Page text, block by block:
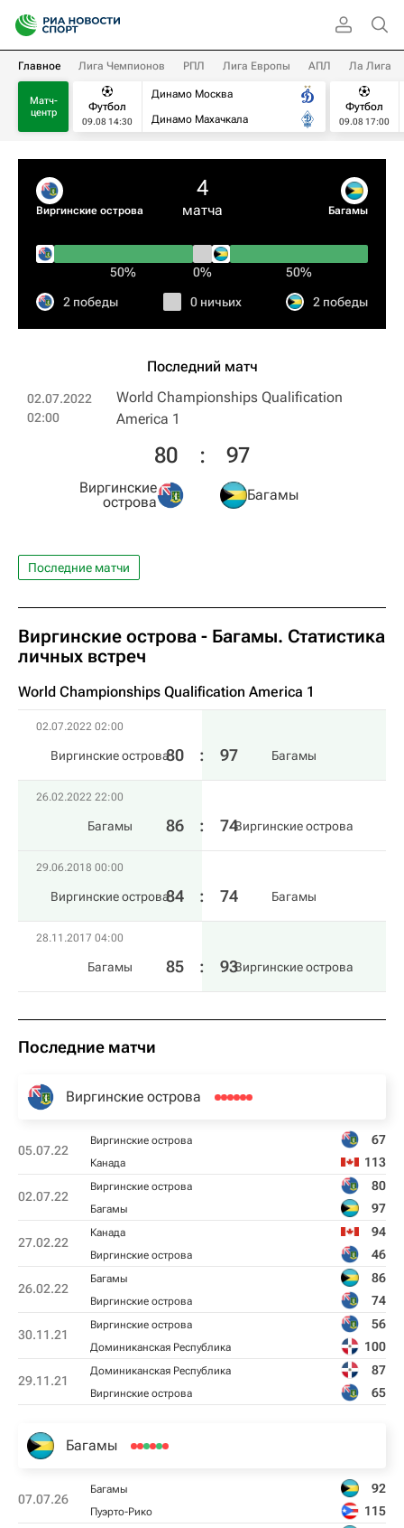
Главное Лига Чемпионов РПЛ Лига Европы АПЛ Ла Лига
Матч-
центр
Футбол
09.08 14:30
Динамо Москва
Динамо Махачкала
Футбол
09.08 17:00
Виргинские острова
4
матча Багамы
50% 0% 50%
2 победы 0 ничьих 2 победы
Последний матч
02.07.2022
02:00
World Championships Qualification
America 1
Виргинские
острова
80 : 97
Багамы
Последние матчи
Виргинские острова - Багамы. Статистика
личных встреч
World Championships Qualification America 1
02.07.2022 02:00
Виргинские острова80 : 97 Багамы
26.02.2022 22:00
Багамы 86 : 74Виргинские острова
29.06.2018 00:00
Виргинские острова84 : 74 Багамы
28.11.2017 04:00
Багамы 85 : 93Виргинские острова
Последние матчи
Виргинские острова
05.07.22
Виргинские острова 67
Канада 113
02.07.22
Виргинские острова 80
Багамы 97
27.02.22
Канада 94
Виргинские острова 46
26.02.22
Багамы 86
Виргинские острова 74
30.11.21
Виргинские острова 56
Доминиканская Республика 100
29.11.21
Доминиканская Республика 87
Виргинские острова 65
Багамы
07.07.26
Багамы 92
Пуэрто-Рико 115